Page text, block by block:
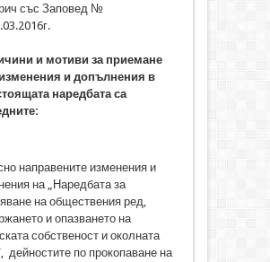
със Заповед №
и мотиви за приемане
и допълнения в
наредбата са
направените изменения и
на „Наредбата за
на обществения ред,
и опазването на
собственост и околната
дейностите по прокопаване на